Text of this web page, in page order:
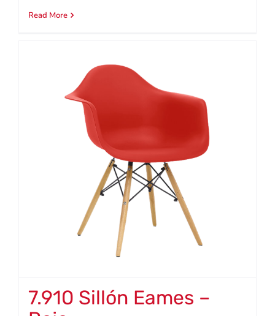
Read More
7.910 Sillón Eames –